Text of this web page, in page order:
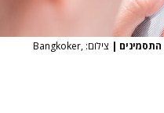
|
צילום: Bangkoker,